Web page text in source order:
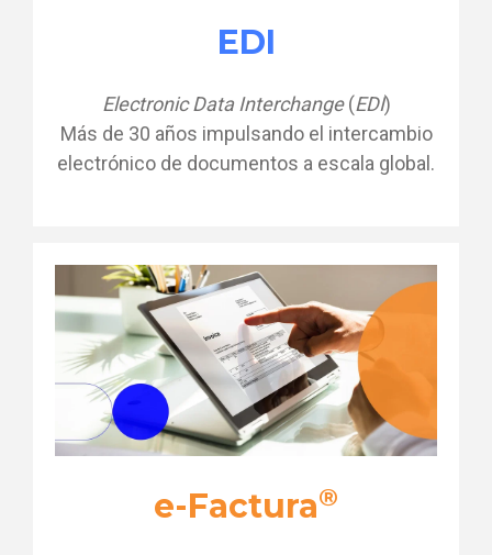
EDI
Electronic Data Interchange(EDI)
Más de 30 años impulsando el intercambio
electrónico de documentos a escala global.
e-Factura®